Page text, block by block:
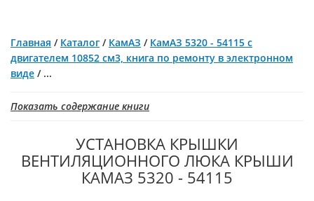
Главная / Каталог / КамАЗ / КамАЗ 5320 - 54115 c
двигателем 10852 см3, книга по ремонту в электронном
виде / ...
Показать содержание книги
УСТАНОВКА КРЫШКИ
ВЕНТИЛЯЦИОННОГО ЛЮКА КРЫШИ
КАМАЗ 5320 - 54115